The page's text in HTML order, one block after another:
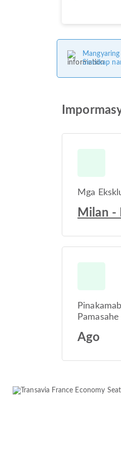
Sinisikap
Mga
Milan -
Pamasahe
Ago